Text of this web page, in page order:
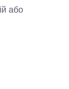
або